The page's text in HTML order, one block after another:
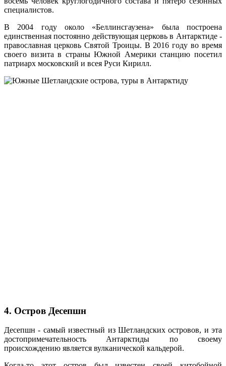
специалистов.
В 2004 году около «Беллинсгаузена» была построена
единственная постоянно действующая церковь в Антарктиде -
православная церковь Святой Троицы. В 2016 году во время
своего визита в страны Южной Америки станцию посетил
патриарх московский и всея Руси Кирилл.
4. Остров Десепшн
Десепшн - самый известный из Шетландских островов, и эта
достопримечательность Антарктиды по своему
происхождению является вулканической кальдерой.